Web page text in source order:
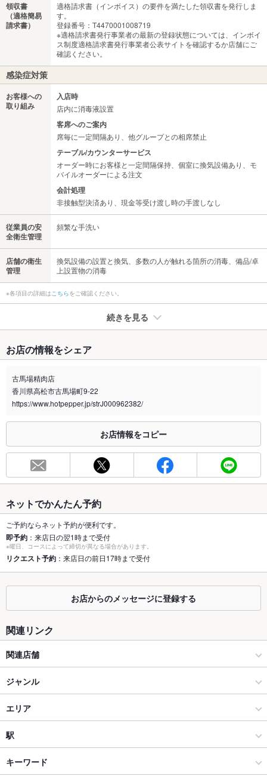
領収書
（適格簡易
請求書）
適格請求書（インボイス）の要件を満たした領収書を発行しま
す。
登録番号：T4470001008719
※適格請求書発行事業者の最新の登録状態については、インボイ
ス制度適格請求書発行事業者公表サイトを確認するか店舗にご
確認ください。
感染症対策
お客様への
取り組み
入店時
店内に消毒液設置
客席へのご案内
席毎に一定間隔あり、他グループとの相席禁止
テーブル/カウンターサービス
オーダー時にお客様と一定間隔保持、個室に換気設備あり、モ
バイルオーダーによる注文
会計処理
非接触型決済あり、現金等受け渡し時の手渡しなし
従業員の安
全衛生管理
頻繁な手洗い
店舗の衛生
管理
換気設備の設置と換気、多数の人が触れる箇所の消毒、備品/卓
上設置物の消毒
※各項目の詳細はこちらをご確認ください。
続きを見る
禁煙・喫煙
全席喫煙可
喫煙専用室 なし
合わせください。
お席
20席(お座敷をご用意♪)
容人数
個室
なし ：みんなでワイワイできるよう、個室はご用意してません
♪
座敷 あり ：座敷でみんなでワイワイ焼肉宴会！
肉宴会！
ソファー
テラス席
なし ：テラス席はございません。座敷でみんなでワイワイ焼肉
宴会！
貸切 貸切不可 ：ご相談下さい！
設備
Wi-Fi
お店の情報をシェア
古馬場精肉店
香川県高松市古馬場町9-22
https://www.hotpepper.jp/strJ000962382/
お店情報をコピー
ネットでかんたん予約
ご予約ならネット予約が便利です。
即予約 ：来店日の翌1時まで受付
※曜日、コースによって締切が異なる場合があります。
リクエスト予約 ：来店日の前日17時まで受付
お店からのメッセージに登録する
関連リンク
関連店舗
ぴこぴこ精肉店 瓦町
ぴこぴこ精肉店 春日
ぴこぴこ精肉店 レインボー通り
ぴこぴこ精肉店 宇多津
ジャンル
焼肉・ホルモン
焼肉
高松市中心部 × 焼肉・ホルモン
エリア
高松市中心部その他
高松市中心部その他 × 焼肉・ホルモン
駅
片原町駅
キーワード